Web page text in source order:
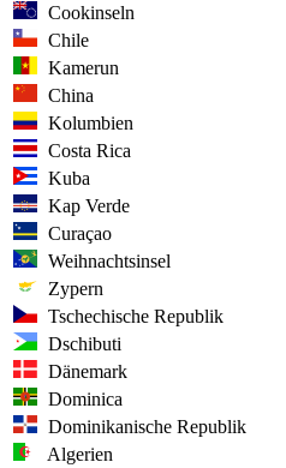
Cookinseln
Chile
Kamerun
China
Kolumbien
Costa Rica
Kuba
Kap Verde
Curaçao
Weihnachtsinsel
Zypern
Tschechische Republik
Dschibuti
Dänemark
Dominica
Dominikanische Republik
Algerien